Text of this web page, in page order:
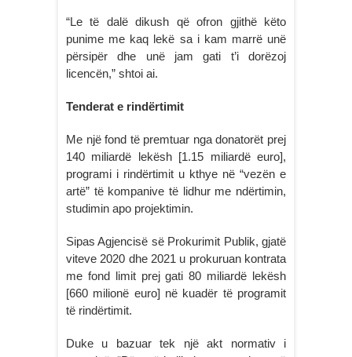
“Le të dalë dikush që ofron gjithë këto
punime me kaq lekë sa i kam marrë unë
përsipër dhe unë jam gati t’i dorëzoj
licencën,” shtoi ai.
Tenderat e rindërtimit
Me një fond të premtuar nga donatorët prej
140 miliardë lekësh [1.15 miliardë euro],
programi i rindërtimit u kthye në “vezën e
artë” të kompanive të lidhur me ndërtimin,
studimin apo projektimin.
Sipas Agjencisë së Prokurimit Publik, gjatë
viteve 2020 dhe 2021 u prokuruan kontrata
me fond limit prej gati 80 miliardë lekësh
[660 milionë euro] në kuadër të programit
të rindërtimit.
Duke u bazuar tek një akt normativ i